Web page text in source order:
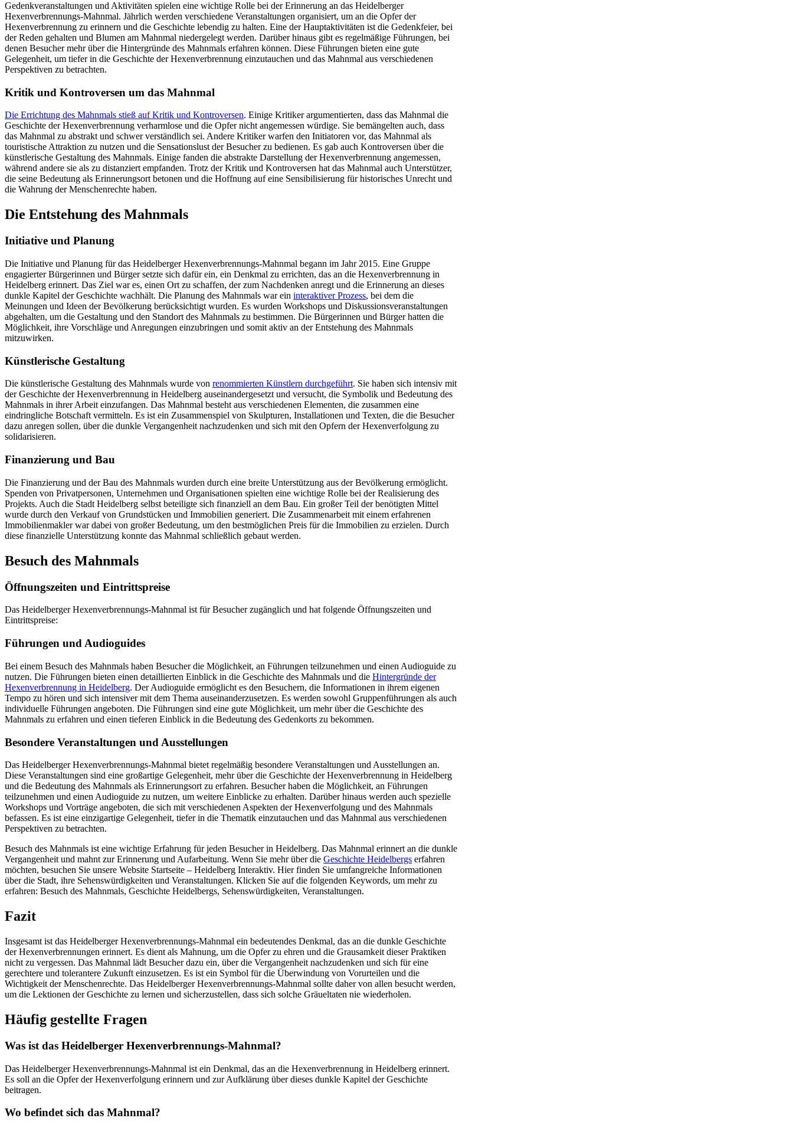
Gedenkveranstaltungen und Aktivitäten spielen eine wichtige Rolle bei der Erinnerung an das Heidelberger
Hexenverbrennungs-Mahnmal. Jährlich werden verschiedene Veranstaltungen organisiert, um an die Opfer der
Hexenverbrennung zu erinnern und die Geschichte lebendig zu halten. Eine der Hauptaktivitäten ist die Gedenkfeier, bei
der Reden gehalten und Blumen am Mahnmal niedergelegt werden. Darüber hinaus gibt es regelmäßige Führungen, bei
denen Besucher mehr über die Hintergründe des Mahnmals erfahren können. Diese Führungen bieten eine gute
Gelegenheit, um tiefer in die Geschichte der Hexenverbrennung einzutauchen und das Mahnmal aus verschiedenen
Perspektiven zu betrachten.
Kritik und Kontroversen um das Mahnmal
Die Errichtung des Mahnmals stieß auf Kritik und Kontroversen. Einige Kritiker argumentierten, dass das Mahnmal die
Geschichte der Hexenverbrennung verharmlose und die Opfer nicht angemessen würdige. Sie bemängelten auch, dass
das Mahnmal zu abstrakt und schwer verständlich sei. Andere Kritiker warfen den Initiatoren vor, das Mahnmal als
touristische Attraktion zu nutzen und die Sensationslust der Besucher zu bedienen. Es gab auch Kontroversen über die
künstlerische Gestaltung des Mahnmals. Einige fanden die abstrakte Darstellung der Hexenverbrennung angemessen,
während andere sie als zu distanziert empfanden. Trotz der Kritik und Kontroversen hat das Mahnmal auch Unterstützer,
die seine Bedeutung als Erinnerungsort betonen und die Hoffnung auf eine Sensibilisierung für historisches Unrecht und
die Wahrung der Menschenrechte haben.
Die Entstehung des Mahnmals
Initiative und Planung
Die Initiative und Planung für das Heidelberger Hexenverbrennungs-Mahnmal begann im Jahr 2015. Eine Gruppe
engagierter Bürgerinnen und Bürger setzte sich dafür ein, ein Denkmal zu errichten, das an die Hexenverbrennung in
Heidelberg erinnert. Das Ziel war es, einen Ort zu schaffen, der zum Nachdenken anregt und die Erinnerung an dieses
dunkle Kapitel der Geschichte wachhält. Die Planung des Mahnmals war ein interaktiver Prozess, bei dem die
Meinungen und Ideen der Bevölkerung berücksichtigt wurden. Es wurden Workshops und Diskussionsveranstaltungen
abgehalten, um die Gestaltung und den Standort des Mahnmals zu bestimmen. Die Bürgerinnen und Bürger hatten die
Möglichkeit, ihre Vorschläge und Anregungen einzubringen und somit aktiv an der Entstehung des Mahnmals
mitzuwirken.
Künstlerische Gestaltung
Die künstlerische Gestaltung des Mahnmals wurde von renommierten Künstlern durchgeführt. Sie haben sich intensiv mit
der Geschichte der Hexenverbrennung in Heidelberg auseinandergesetzt und versucht, die Symbolik und Bedeutung des
Mahnmals in ihrer Arbeit einzufangen. Das Mahnmal besteht aus verschiedenen Elementen, die zusammen eine
eindringliche Botschaft vermitteln. Es ist ein Zusammenspiel von Skulpturen, Installationen und Texten, die die Besucher
dazu anregen sollen, über die dunkle Vergangenheit nachzudenken und sich mit den Opfern der Hexenverfolgung zu
solidarisieren.
Finanzierung und Bau
Die Finanzierung und der Bau des Mahnmals wurden durch eine breite Unterstützung aus der Bevölkerung ermöglicht.
Spenden von Privatpersonen, Unternehmen und Organisationen spielten eine wichtige Rolle bei der Realisierung des
Projekts. Auch die Stadt Heidelberg selbst beteiligte sich finanziell an dem Bau. Ein großer Teil der benötigten Mittel
wurde durch den Verkauf von Grundstücken und Immobilien generiert. Die Zusammenarbeit mit einem erfahrenen
Immobilienmakler war dabei von großer Bedeutung, um den bestmöglichen Preis für die Immobilien zu erzielen. Durch
diese finanzielle Unterstützung konnte das Mahnmal schließlich gebaut werden.
Besuch des Mahnmals
Öffnungszeiten und Eintrittspreise
Das Heidelberger Hexenverbrennungs-Mahnmal ist für Besucher zugänglich und hat folgende Öffnungszeiten und
Eintrittspreise:
Führungen und Audioguides
Bei einem Besuch des Mahnmals haben Besucher die Möglichkeit, an Führungen teilzunehmen und einen Audioguide zu
nutzen. Die Führungen bieten einen detaillierten Einblick in die Geschichte des Mahnmals und die Hintergründe der
Hexenverbrennung in Heidelberg. Der Audioguide ermöglicht es den Besuchern, die Informationen in ihrem eigenen
Tempo zu hören und sich intensiver mit dem Thema auseinanderzusetzen. Es werden sowohl Gruppenführungen als auch
individuelle Führungen angeboten. Die Führungen sind eine gute Möglichkeit, um mehr über die Geschichte des
Mahnmals zu erfahren und einen tieferen Einblick in die Bedeutung des Gedenkorts zu bekommen.
Besondere Veranstaltungen und Ausstellungen
Das Heidelberger Hexenverbrennungs-Mahnmal bietet regelmäßig besondere Veranstaltungen und Ausstellungen an.
Diese Veranstaltungen sind eine großartige Gelegenheit, mehr über die Geschichte der Hexenverbrennung in Heidelberg
und die Bedeutung des Mahnmals als Erinnerungsort zu erfahren. Besucher haben die Möglichkeit, an Führungen
teilzunehmen und einen Audioguide zu nutzen, um weitere Einblicke zu erhalten. Darüber hinaus werden auch spezielle
Workshops und Vorträge angeboten, die sich mit verschiedenen Aspekten der Hexenverfolgung und des Mahnmals
befassen. Es ist eine einzigartige Gelegenheit, tiefer in die Thematik einzutauchen und das Mahnmal aus verschiedenen
Perspektiven zu betrachten.
Besuch des Mahnmals ist eine wichtige Erfahrung für jeden Besucher in Heidelberg. Das Mahnmal erinnert an die dunkle
Vergangenheit und mahnt zur Erinnerung und Aufarbeitung. Wenn Sie mehr über die Geschichte Heidelbergs erfahren
möchten, besuchen Sie unsere Website Startseite – Heidelberg Interaktiv. Hier finden Sie umfangreiche Informationen
über die Stadt, ihre Sehenswürdigkeiten und Veranstaltungen. Klicken Sie auf die folgenden Keywords, um mehr zu
erfahren: Besuch des Mahnmals, Geschichte Heidelbergs, Sehenswürdigkeiten, Veranstaltungen.
Fazit
Insgesamt ist das Heidelberger Hexenverbrennungs-Mahnmal ein bedeutendes Denkmal, das an die dunkle Geschichte
der Hexenverbrennungen erinnert. Es dient als Mahnung, um die Opfer zu ehren und die Grausamkeit dieser Praktiken
nicht zu vergessen. Das Mahnmal lädt Besucher dazu ein, über die Vergangenheit nachzudenken und sich für eine
gerechtere und tolerantere Zukunft einzusetzen. Es ist ein Symbol für die Überwindung von Vorurteilen und die
Wichtigkeit der Menschenrechte. Das Heidelberger Hexenverbrennungs-Mahnmal sollte daher von allen besucht werden,
um die Lektionen der Geschichte zu lernen und sicherzustellen, dass sich solche Gräueltaten nie wiederholen.
Häufig gestellte Fragen
Was ist das Heidelberger Hexenverbrennungs-Mahnmal?
Das Heidelberger Hexenverbrennungs-Mahnmal ist ein Denkmal, das an die Hexenverbrennung in Heidelberg erinnert.
Es soll an die Opfer der Hexenverfolgung erinnern und zur Aufklärung über dieses dunkle Kapitel der Geschichte
beitragen.
Wo befindet sich das Mahnmal?